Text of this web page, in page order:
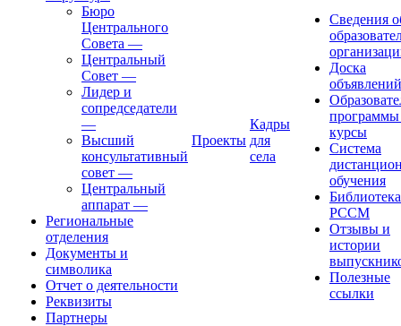
Бюро
Центрального
Совета —
Центральный
Совет —
Лидер и
сопредседатели
—
Высший
консультативный
совет —
Центральный
аппарат —
Региональные
отделения
Документы и
символика
Отчет о деятельности
Реквизиты
Партнеры
Проекты
Кадры
для
села
Сведения
Доска
объявлений
курсы
Система
обучения
Библиотека
РССМ
Отзывы и
истории
Полезные
ссылки